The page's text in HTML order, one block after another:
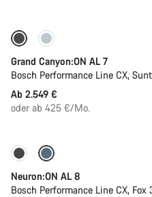
Nur verfügbar in L | XL
Grand Canyon:ON AL 7
Bosch Performance Line CX,
Ab 2.549 €
oder ab 425 €/Mo.
-11%
Neuron:ON AL 8
Bosch Performance Line CX,